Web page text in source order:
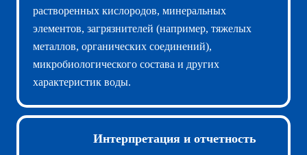
растворенных кислородов, минеральных
элементов, загрязнителей (например, тяжелых
металлов, органических соединений),
микробиологического состава и других
характеристик воды.
Интерпретация и отчетность